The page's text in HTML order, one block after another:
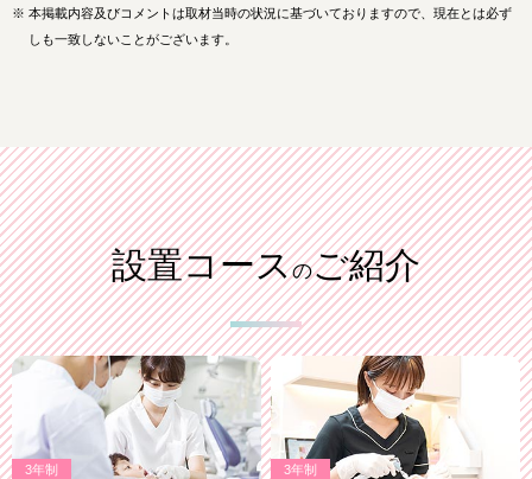
※ 本掲載内容及びコメントは取材当時の状況に基づいておりますので、現在とは必ず
しも一致しないことがございます。
設置コースのご紹介
3年制 3年制